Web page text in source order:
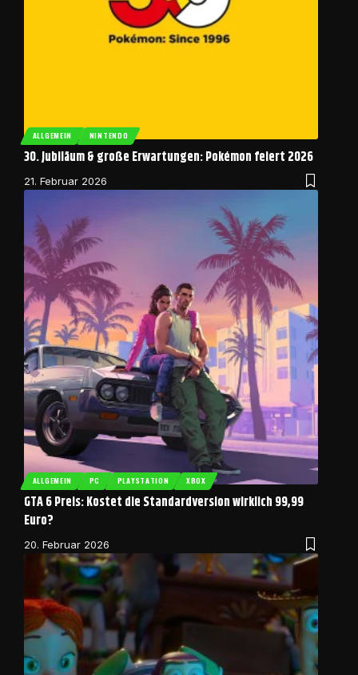
ALLGEMEIN NINTENDO
30. Jubiläum & große Erwartungen: Pokémon feiert 2026
21. Februar 2026
ALLGEMEIN PC PLAYSTATION XBOX
GTA 6 Preis: Kostet die Standardversion wirklich 99,99
Euro?
20. Februar 2026